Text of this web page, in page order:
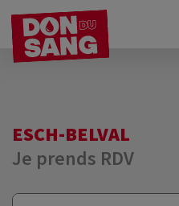
ESCH-BELVAL
Je prends RDV